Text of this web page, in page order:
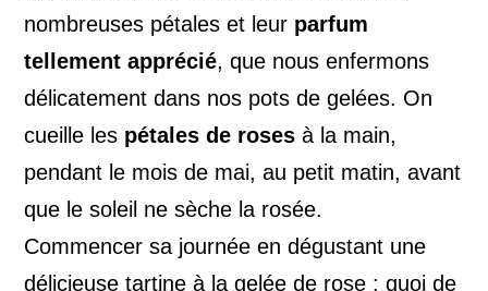
nombreuses pétales et leur parfum
tellement apprécié, que nous enfermons
délicatement dans nos pots de gelées. On
cueille les pétales de rosesà la main,
pendant le mois de mai, au petit matin, avant
que le soleil ne sèche la rosée.
Commencer sa journée en dégustant une
délicieuse tartine à la gelée de rose : quoi de